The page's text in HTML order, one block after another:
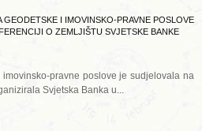
GEODETSKE I IMOVINSKO-PRAVNE POSLOVE
O ZEMLJIŠTU SVJETSKE BANKE
pravne poslove je sudjelovala na
Svjetska Banka u...